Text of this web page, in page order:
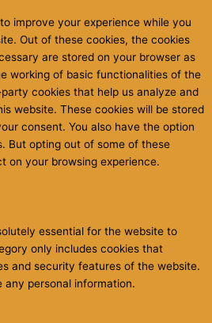
improve your experience while you
Out of these cookies, the cookies
are stored on your browser as
working of basic functionalities of the
cookies that help us analyze and
website. These cookies will be stored
consent. You also have the option
But opting out of some of these
on your browsing experience.
essential for the website to
only includes cookies that
and security features of the website.
any personal information.